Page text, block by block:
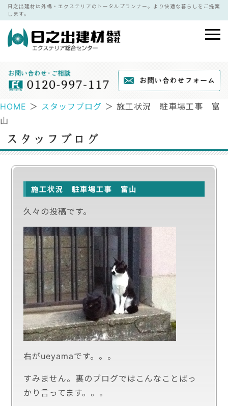
日之出建材は外構・エクステリアのトータルプランナー。より快適な暮らしをご提案
します。
HOME ＞ スタッフブログ ＞ 施工状況 駐車場工事 富
山
施工状況 駐車場工事 富山
久々の投稿です。
右がueyamaです。。。
すみません。裏のブログではこんなことばっ
かり言ってます。。。